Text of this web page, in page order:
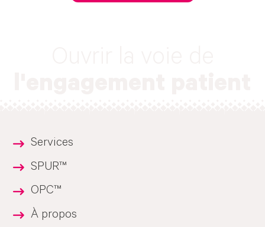
Services
SPUR™
OPC™
À propos